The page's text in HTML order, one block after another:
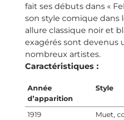
fait ses débuts dans «
son style comique dans
allure classique noir et
exagérés sont devenus
nombreux artistes.
Caractéristiques :
Année
d’apparition
Style
1919
Muet,